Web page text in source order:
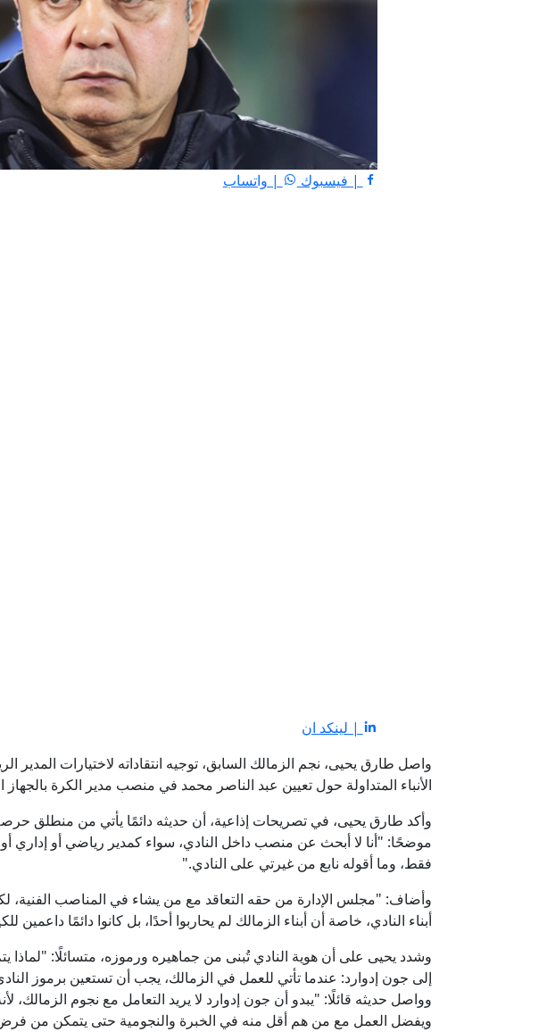
| فيسبوك | واتساب
| لينكد ان
واصل طارق يحيى، نجم الزمالك السابق، توجيه انتقاداته لاختيارات المدير
الأنباء المتداولة حول تعيين عبد الناصر محمد في منصب مدير الكرة بالجهاز
وأكد طارق يحيى، في تصريحات إذاعية، أن حديثه دائمًا يأتي من منطلق
موضحًا: "أنا لا أبحث عن منصب داخل النادي، سواء كمدير رياضي أو إداري
فقط، وما أقوله نابع من غيرتي على النادي."
وأضاف: "مجلس الإدارة من حقه التعاقد مع من يشاء في المناصب الفنية،
أبناء النادي، خاصة أن أبناء الزمالك لم يحاربوا أحدًا، بل كانوا دائمًا داعمين
وشدد يحيى على أن هوية النادي تُبنى من جماهيره ورموزه، متسائلًا: "لماذا
إلى جون إدوارد: عندما تأتي للعمل في الزمالك، يجب أن تستعين برموز
وواصل حديثه قائلًا: "يبدو أن جون إدوارد لا يريد التعامل مع نجوم الزمالك،
ويفضل العمل مع من هم أقل منه في الخبرة والنجومية حتى يتمكن من